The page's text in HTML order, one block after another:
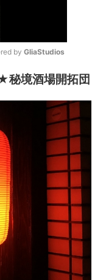
Mute
by GliaStudios
秘境酒場開拓団